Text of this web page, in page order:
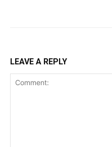
LEAVE A REPLY